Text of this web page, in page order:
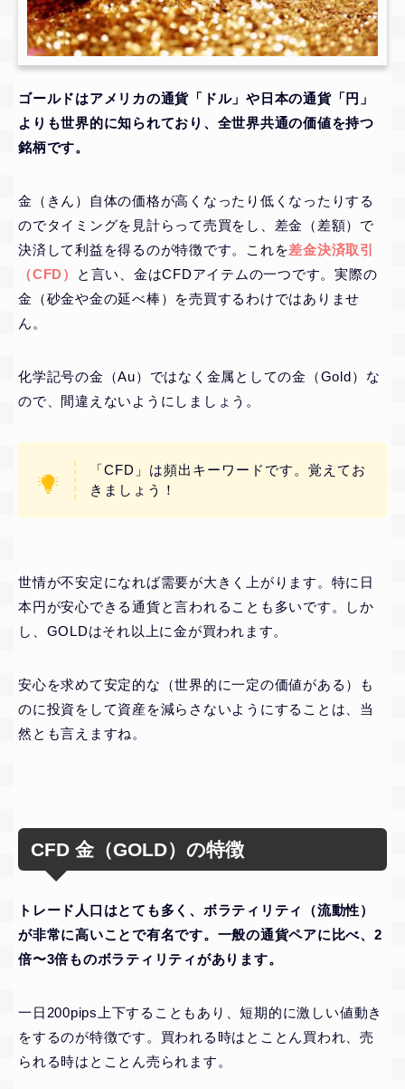
ゴールドはアメリカの通貨「ドル」や日本の通貨「円」
よりも世界的に知られており、全世界共通の価値を持つ
銘柄です。
金（きん）自体の価格が高くなったり低くなったりする
のでタイミングを見計らって売買をし、差金（差額）で
決済して利益を得るのが特徴です。これを差金決済取引
（CFD）
と言い、金はCFDアイテムの一つです。実際の
金（砂金や金の延べ棒）を売買するわけではありませ
ん。
化学記号の金（Au）ではなく金属としての金（Gold）な
ので、間違えないようにしましょう。
「CFD」は頻出キーワードです。覚えてお
きましょう！
世情が不安定になれば需要が大きく上がります。特に日
本円が安心できる通貨と言われることも多いです。しか
し、GOLDはそれ以上に金が買われます。
安心を求めて安定的な（世界的に一定の価値がある）も
のに投資をして資産を減らさないようにすることは、当
然とも言えますね。
CFD 金（GOLD）の特徴
トレード人口はとても多く、ボラティリティ（流動性）
が非常に高いことで有名です。一般の通貨ペアに比べ、2
倍〜3倍ものボラティリティがあります。
一日200pips上下することもあり、短期的に激しい値動き
をするのが特徴です。買われる時はとことん買われ、売
られる時はとことん売られます。